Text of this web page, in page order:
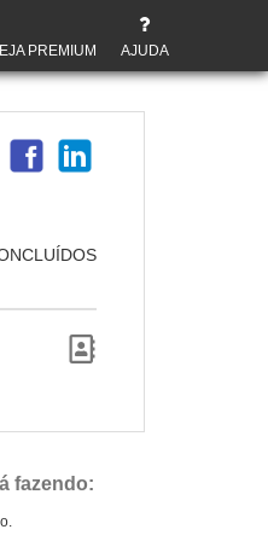
PREMIUM AJUDA
fazendo: